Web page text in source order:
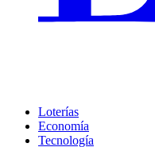
Loterías
Economía
Tecnología